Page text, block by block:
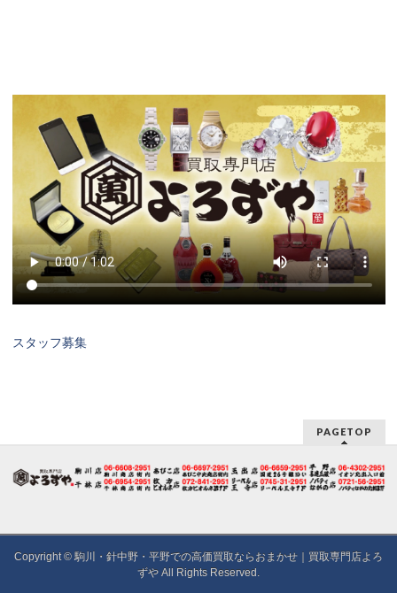
スタッフ募集
PAGETOP
Copyright © 駒川・針中野・平野での高価買取ならおまかせ｜買取専門店よろ
ずやAll Rights Reserved.